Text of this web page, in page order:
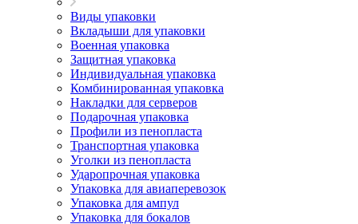
Виды упаковки
Вкладыши для упаковки
Военная упаковка
Защитная упаковка
Индивидуальная упаковка
Комбинированная упаковка
Накладки для серверов
Подарочная упаковка
Профили из пенопласта
Транспортная упаковка
Уголки из пенопласта
Ударопрочная упаковка
Упаковка для авиаперевозок
Упаковка для ампул
Упаковка для бокалов